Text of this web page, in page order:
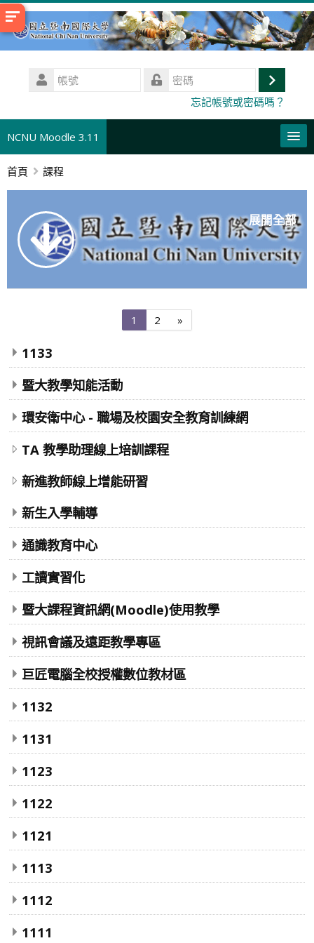
跳
至
號
登
忘記帳號或密碼嗎？
NCNU Moodle 3.11
正體中文 ‎(zh_tw)‎
尋
課
程
送
出
首頁 課程
展開全部
1
1
2
2
»
一
1133
暨大教學知能活動
環安衛中心 - 職場及校園安全教育訓練網
TA 教學助理線上培訓課程
新進教師線上增能研習
新生入學輔導
通識教育中心
工讀實習化
暨大課程資訊網(Moodle)使用教學
視訊會議及遠距教學專區
巨匠電腦全校授權數位教材區
1132
1131
1123
1122
1121
1113
1112
1111